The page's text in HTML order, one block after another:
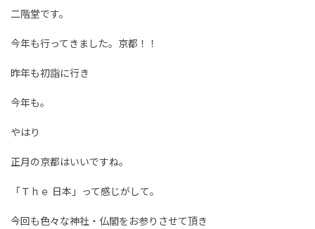
二階堂です。
今年も行ってきました。京都！！
昨年も初詣に行き
今年も。
やはり
正月の京都はいいですね。
「Ｔｈｅ 日本」って感じがして。
今回も色々な神社・仏閣をお参りさせて頂き